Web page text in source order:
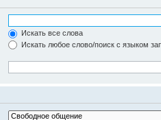
Искать все слова
Искать любое слово/поиск с языком